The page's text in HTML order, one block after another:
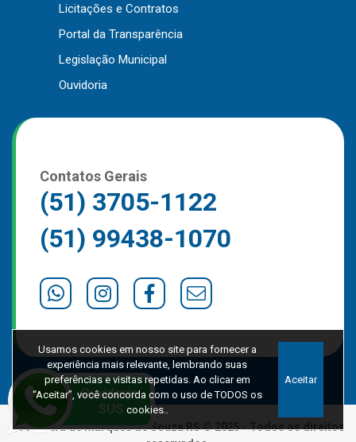
Usamos cookies em nosso site para fornecer a
experiência mais relevante, lembrando suas
preferências e visitas repetidas. Ao clicar em
“Aceitar”, você concorda com o uso de TODOS os
cookies..
Aceitar
Licitações e Contratos
Portal da Transparência
Legislação Municipal
Ouvidoria
Contatos Gerais
(51) 3705-1122
(51) 99438-1070
Prefeitura de Marques de Souza RS © 2025 - Todos os direitos